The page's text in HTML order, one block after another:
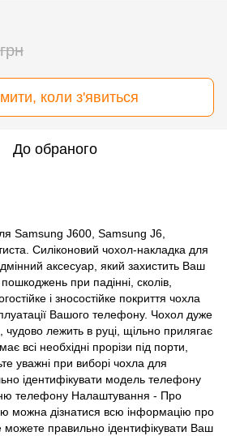
коли з'явиться
До обраного
Samsung J600, Samsung J6,
Силіконовий чохол-накладка для
аксесуар, який захистить Ваш
при падінні, сколів,
і зносостійке покриття чохла
Вашого телефону. Чохол дуже
чудово лежить в руці, щільно прилягає
всі необхідні прорізи під порти,
уважні при виборі чохла для
ідентифікувати модель телефону
телефону Налаштування - Про
можна дізнатися всю інформацію про
правильно ідентифікувати Ваш